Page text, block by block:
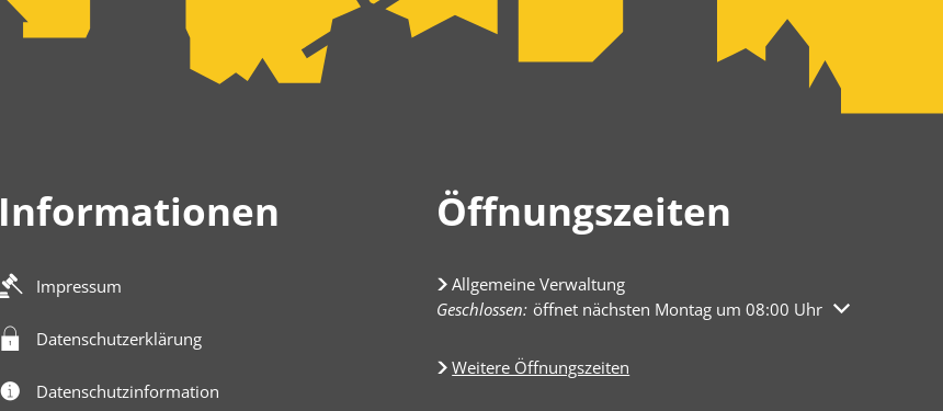
Informationen
Impressum
Datenschutzerklärung
Datenschutzinformation
Öffnungszeiten
Allgemeine Verwaltung
Klicken, um weitere Öffnungs- oder Schließzeiten auszublenden
Geschlossen: öffnet nächsten Montag um 08:00 Uhr
Weitere Öffnungszeiten